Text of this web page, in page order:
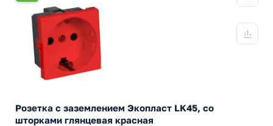
Розетка с заземлением Экопласт LK45, со
шторками глянцевая красная